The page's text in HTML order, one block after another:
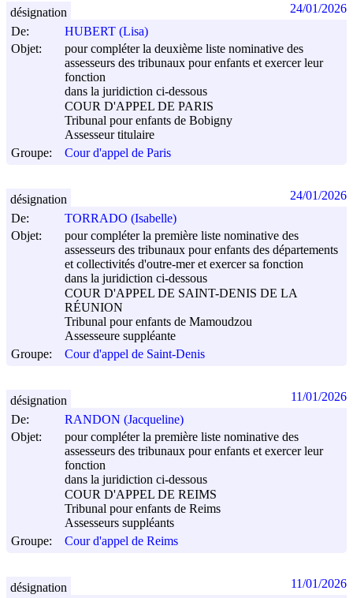
De:
HUBERT (Lisa)
Objet:
pour compléter la deuxième liste nominative des
assesseurs des tribunaux pour enfants et exercer leur
fonction
dans la juridiction ci-dessous
COUR D'APPEL DE PARIS
Tribunal pour enfants de Bobigny
Assesseur titulaire
Groupe:
Cour d'appel de Paris
désignation 24/01/2026
De:
TORRADO (Isabelle)
Objet:
pour compléter la première liste nominative des
assesseurs des tribunaux pour enfants des départements
et collectivités d'outre-mer et exercer sa fonction
dans la juridiction ci-dessous
COUR D'APPEL DE SAINT-DENIS DE LA
RÉUNION
Tribunal pour enfants de Mamoudzou
Assesseure suppléante
Groupe:
Cour d'appel de Saint-Denis
désignation 24/01/2026
De:
RANDON (Jacqueline)
Objet:
pour compléter la première liste nominative des
assesseurs des tribunaux pour enfants et exercer leur
fonction
dans la juridiction ci-dessous
COUR D'APPEL DE REIMS
Tribunal pour enfants de Reims
Assesseurs suppléants
Groupe:
Cour d'appel de Reims
désignation 11/01/2026
désignation 11/01/2026